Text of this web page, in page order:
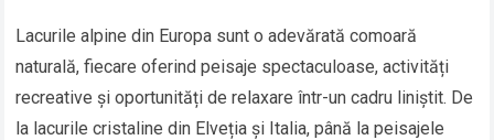
Lacurile alpine din Europa sunt o adevărată comoară
naturală, fiecare oferind peisaje spectaculoase, activități
recreative și oportunități de relaxare într-un cadru liniștit. De
la lacurile cristaline din Elveția și Italia, până la peisajele